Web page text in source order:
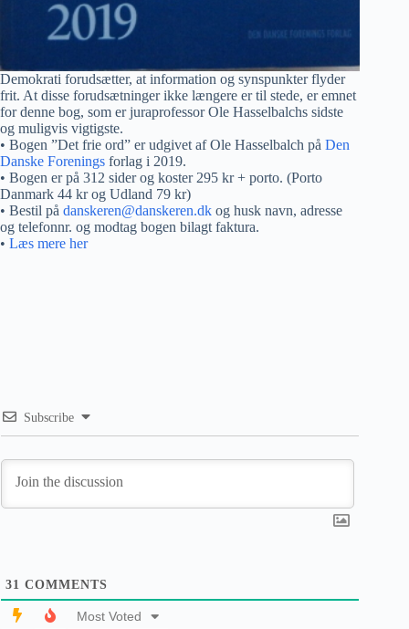
Demokrati forudsætter, at information og synspunkter flyder
frit. At disse forudsætninger ikke længere er til stede, er emnet
for denne bog, som er juraprofessor Ole Hasselbalchs sidste
og muligvis vigtigste.
• Bogen ”Det frie ord” er udgivet af Ole Hasselbalch på Den
Danske Forenings forlag i 2019.
• Bogen er på 312 sider og koster 295 kr + porto. (Porto
Danmark 44 kr og Udland 79 kr)
• Bestil på danskeren@danskeren.dk og husk navn, adresse
og telefonnr. og modtag bogen bilagt faktura.
• Læs mere her
Subscribe
31 COMMENTS
Most Voted